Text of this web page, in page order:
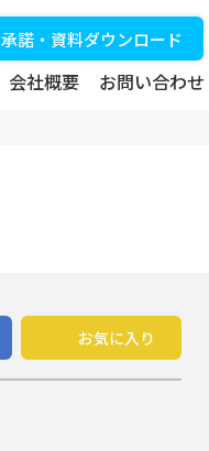
諾・資料ダウンロード
会社概要 お問い合わせ
お気に入り